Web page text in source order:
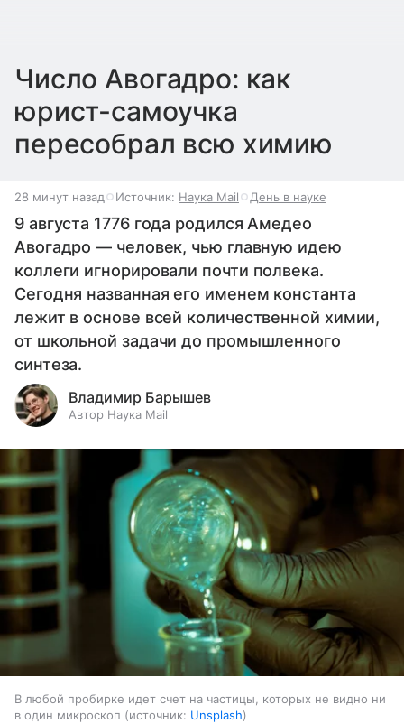
Число Авогадро: как
юрист-самоучка
пересобрал всю химию
28 минут назад Источник: Наука Mail День в науке
9 августа 1776 года родился Амедео
Авогадро — человек, чью главную идею
коллеги игнорировали почти полвека.
Сегодня названная его именем константа
лежит в основе всей количественной химии,
от школьной задачи до промышленного
синтеза.
Владимир Барышев
Автор Наука Mail
В любой пробирке идет счет на частицы, которых не видно ни
в один микроскоп
источник: Unsplash